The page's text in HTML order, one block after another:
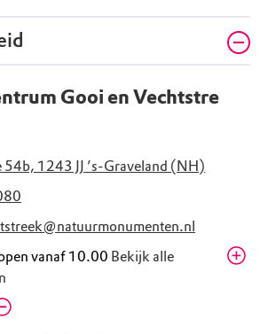
Gooi en Vechtstre
54b, 1243 JJ ’s-Graveland (NH)
vanaf 10.00 Bekijk alle